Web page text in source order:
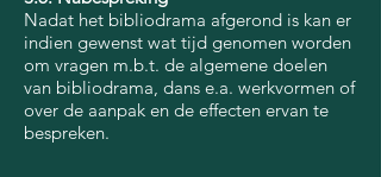
Nadat het bibliodrama afgerond is kan er
indien gewenst wat tijd genomen worden
om vragen m.b.t. de algemene doelen
van bibliodrama, dans e.a. werkvormen of
over de aanpak en de effecten ervan te
bespreken.